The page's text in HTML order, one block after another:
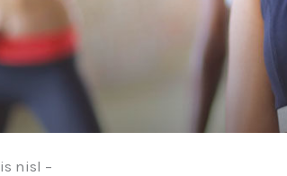
nisl –